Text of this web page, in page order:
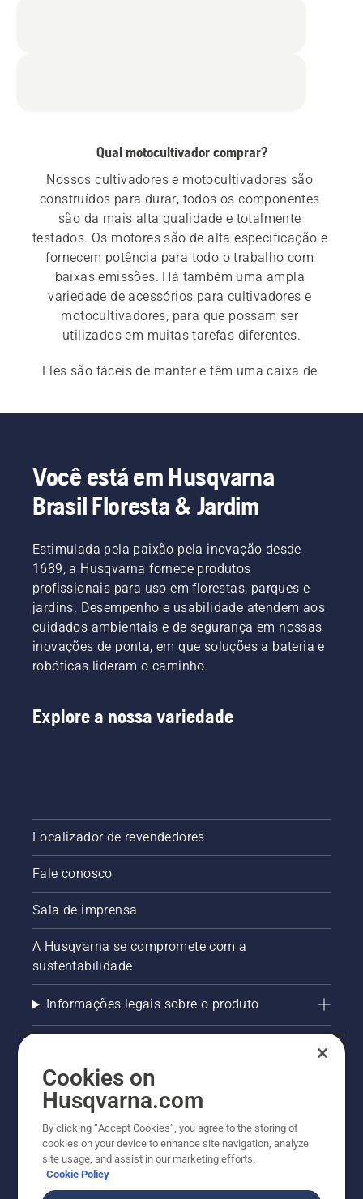
Qual motocultivador comprar?
Nossos cultivadores e motocultivadores são
construídos para durar, todos os componentes
são da mais alta qualidade e totalmente
testados. Os motores são de alta especificação e
fornecem potência para todo o trabalho com
baixas emissões. Há também uma ampla
variedade de acessórios para cultivadores e
motocultivadores, para que possam ser
utilizados em muitas tarefas diferentes.
Eles são fáceis de manter e têm uma caixa de
parceiro em quem confiar por muitos anos.
melhor máquina para todas as suas
necessidades.
Você está em Husqvarna
Brasil Floresta & Jardim
Estimulada pela paixão pela inovação desde
1689, a Husqvarna fornece produtos
profissionais para uso em florestas, parques e
jardins. Desempenho e usabilidade atendem aos
cuidados ambientais e de segurança em nossas
inovações de ponta, em que soluções a bateria e
robóticas lideram o caminho.
Explore a nossa variedade
Localizador de revendedores
Fale conosco
Sala de imprensa
A Husqvarna se compromete com a
sustentabilidade
Informações legais sobre o produto
Outros sites Husqvarna
Trabalhe Conosco
Cookies on
Husqvarna.com
By clicking “Accept Cookies”, you agree to the storing of
cookies on your device to enhance site navigation, analyze
site usage, and assist in our marketing efforts.
Cookie Policy